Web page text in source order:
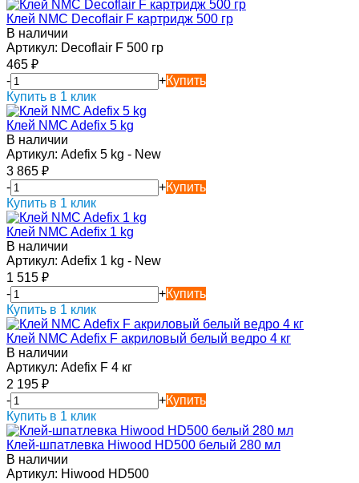
Клей NMC Decoflair F картридж 500 гр
В наличии
Артикул: Decoflair F 500 гр
465 ₽
-
+Купить
Купить в 1 клик
Клей NMC Adefix 5 kg
В наличии
Артикул: Adefix 5 kg - New
3 865 ₽
-
+Купить
Купить в 1 клик
Клей NMC Adefix 1 kg
В наличии
Артикул: Adefix 1 kg - New
1 515 ₽
-
+Купить
Купить в 1 клик
Клей NMC Adefix F акриловый белый ведро 4 кг
В наличии
Артикул: Adefix F 4 кг
2 195 ₽
-
+Купить
Купить в 1 клик
Клей-шпатлевка Hiwood HD500 белый 280 мл
В наличии
Артикул: Hiwood HD500